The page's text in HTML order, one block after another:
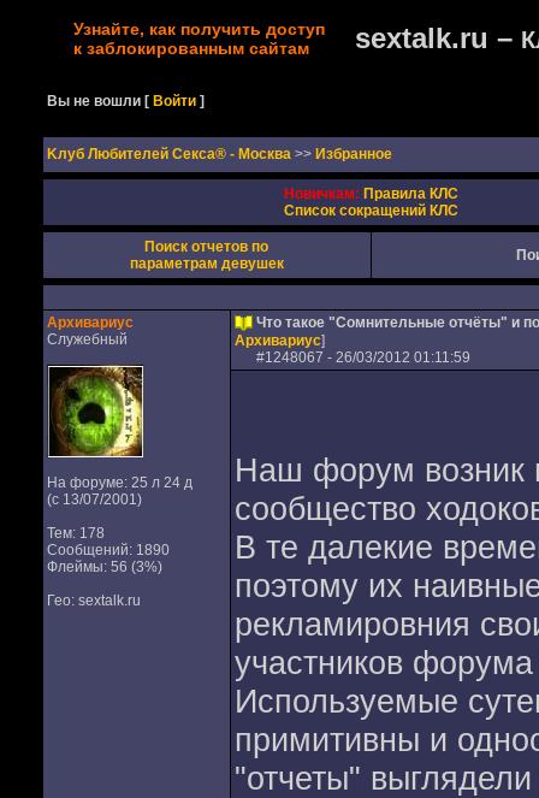
Узнайте, как получить доступ
к заблокированным сайтам
sextalk.ru –
Вы не вошли [Войти ]
Kлуб Любителей Секса® - Москва >> Избранное
Новичкам: Правила КЛС
Список сокращений КЛС
Поиск отчетов по
параметрам девушек
Архивариус
Служебный
На форуме: 25 л 24 д
(с 13/07/2001)
Тем: 178
Сообщений: 1890
Флеймы: 56 (3%)
Гео: sextalk.ru
Что такое "Сомнительные отчёты" и
Архивариус]
#1248067 - 26/03/2012 01:11:59
Наш форум возник
сообщество
В те далекие
поэтому их
рекламировния
участников
Используемые
примитивны и
"отчеты"